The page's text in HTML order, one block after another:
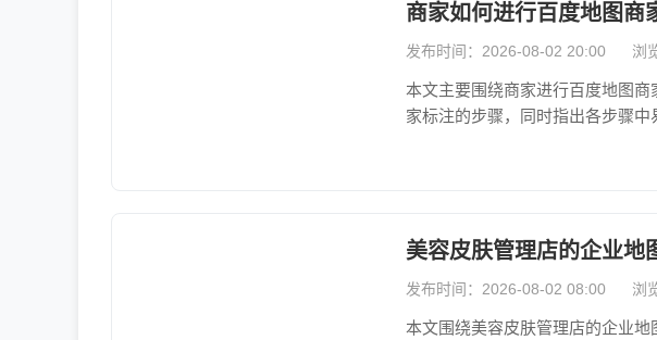
商家如何进行百度地图商
发布时间：2026-08-02 20:00 浏
本文主要围绕商家进行百度地图
家标注的步骤，同时指出各步骤中
美容皮肤管理店的企业地
发布时间：2026-08-02 08:00 浏
本文围绕美容皮肤管理店的企业